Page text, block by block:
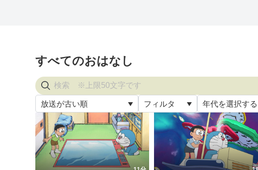
すべてのおはなし
放送が古い順
放送が古い順
放送が新しい順
配信が古い順
フィルタ
すべて
視聴済み
年代を選択する
すべて
2005年
2006年